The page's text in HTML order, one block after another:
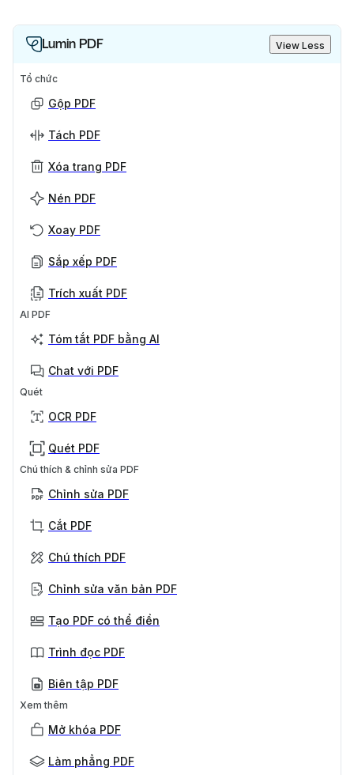
Lumin PDF View Less
Tổ chức
Gộp PDF
Tách PDF
Xóa trang PDF
Nén PDF
Xoay PDF
Sắp xếp PDF
Trích xuất PDF
AI PDF
Tóm tắt PDF bằng AI
Chat với PDF
Quét
OCR PDF
Quét PDF
Chú thích & chỉnh sửa PDF
Chỉnh sửa PDF
Cắt PDF
Chú thích PDF
Chỉnh sửa văn bản PDF
Tạo PDF có thể điền
Trình đọc PDF
Biên tập PDF
Xem thêm
Mở khóa PDF
Làm phẳng PDF